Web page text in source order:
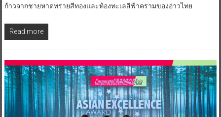
ก้าวจากชายหาดทรายสีทองและท้องทะเลสีฟ้าครามของอ่าวไทย
Read more